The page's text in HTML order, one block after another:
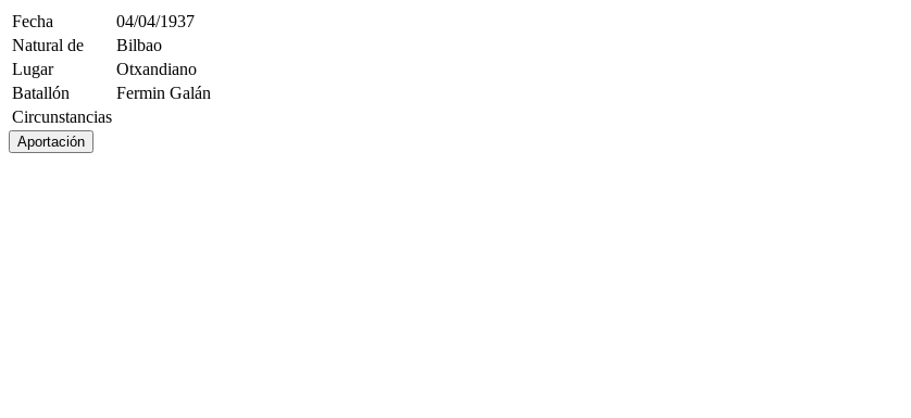
Fecha
04/04/1937
Natural de
Bilbao
Lugar
Otxandiano
Batallón
Fermin Galán
Circunstancias